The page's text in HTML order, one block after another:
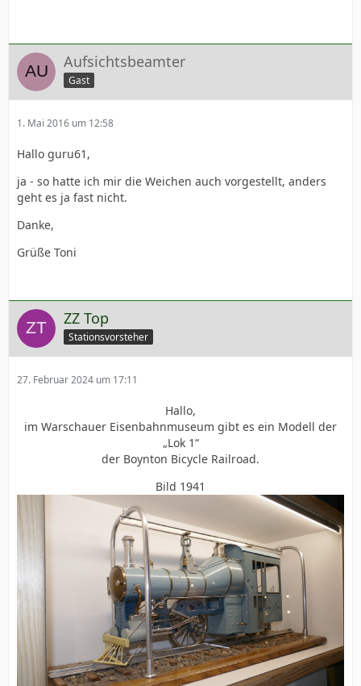
Aufsichtsbeamter
Gast
1. Mai 2016 um 12:58
Hallo guru61,
ja - so hatte ich mir die Weichen auch vorgestellt, anders
geht es ja fast nicht.
Danke,
Grüße Toni
ZZ Top
Stationsvorsteher
27. Februar 2024 um 17:11
Hallo,
im Warschauer Eisenbahnmuseum gibt es ein Modell der
„Lok 1“
der Boynton Bicycle Railroad.
Bild 1941